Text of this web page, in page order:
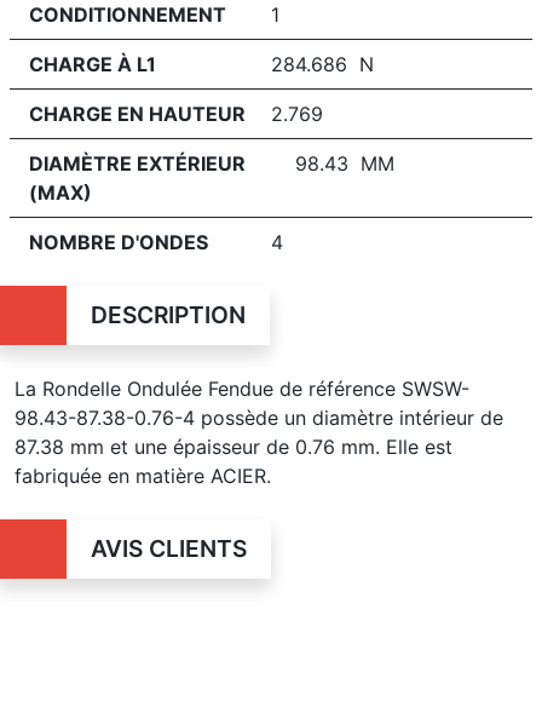
CONDITIONNEMENT 1
CHARGE À L1 284.686 N
CHARGE EN HAUTEUR 2.769
DIAMÈTRE EXTÉRIEUR
(MAX)
98.43 MM
NOMBRE D'ONDES 4
DESCRIPTION
La Rondelle Ondulée Fendue de référence SWSW-
98.43-87.38-0.76-4 possède un diamètre intérieur de
87.38 mm et une épaisseur de 0.76 mm. Elle est
fabriquée en matière ACIER.
AVIS CLIENTS